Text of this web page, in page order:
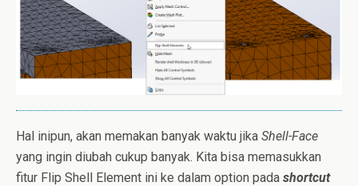
Hal inipun, akan memakan banyak waktu jika Shell-Face
yang ingin diubah cukup banyak. Kita bisa memasukkan
fitur Flip Shell Element ini ke dalam option pada shortcut